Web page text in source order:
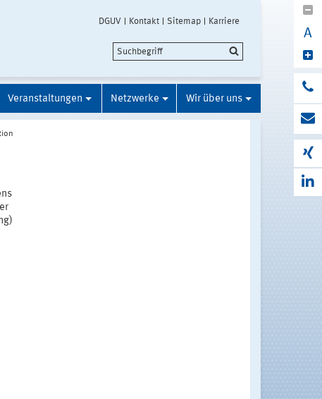
DGUV Kontakt Sitemap Karriere
A
Veranstaltungen Netzwerke Wir über uns